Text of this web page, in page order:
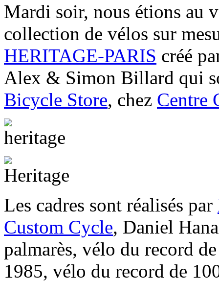
Mardi soir, nous étions au
collection de vélos sur
HERITAGE-PARIS créé
Alex & Simon Billard qui
Bicycle Store, chez Centre
Les cadres sont réalisés par
Custom Cycle, Daniel
palmarès, vélo du record
1985, vélo du record de